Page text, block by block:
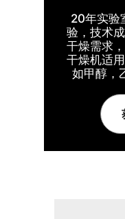
20年实验
验，技术
干燥需求
干燥机适
如甲醇，